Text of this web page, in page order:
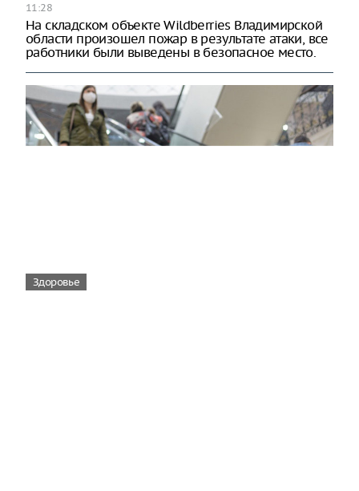
11:28
На складском объекте Wildberries Владимирской
области произошел пожар в результате атаки, все
работники были выведены в безопасное место.
Здоровье